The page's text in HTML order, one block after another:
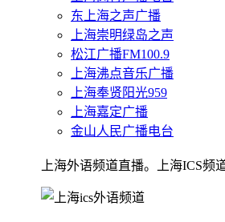
东上海之声广播
上海崇明绿岛之声
松江广播FM100.9
上海沸点音乐广播
上海奉贤阳光959
上海嘉定广播
金山人民广播电台
上海外语频道直播。上海ICS频